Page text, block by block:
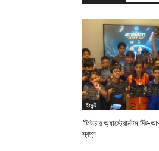
ইভেন্ট
‘ফিউচার অ্যাস্ট্রোনটস মিট-
স্বপ্ন